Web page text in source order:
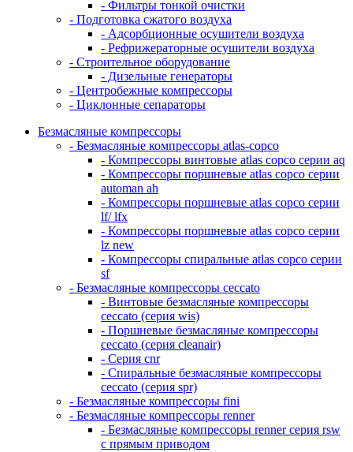
- Фильтры тонкой очистки
- Подготовка сжатого воздуха
- Адсорбционные осушители воздуха
- Рефрижераторные осушители воздуха
- Строительное оборудование
- Дизельные генераторы
- Центробежные компрессоры
- Циклонные сепараторы
Безмасляные компрессоры
- Безмасляные компрессоры atlas-copco
- Компрессоры винтовые atlas copco серии aq
- Компрессоры поршневые atlas copco серии
automan ah
- Компрессоры поршневые atlas copco серии
lf/ lfx
- Компрессоры поршневые atlas copco серии
lz new
- Компрессоры спиральные atlas copco серии
sf
- Безмасляные компрессоры ceccato
- Винтовые безмасляные компрессоры
ceccato (серия wis)
- Поршневые безмасляные компрессоры
ceccato (серия cleanair)
- Серия cnr
- Спиральные безмасляные компрессоры
ceccato (серия spr)
- Безмасляные компрессоры fini
- Безмасляные компрессоры renner
- Безмасляные компрессоры renner серия rsw
с прямым приводом